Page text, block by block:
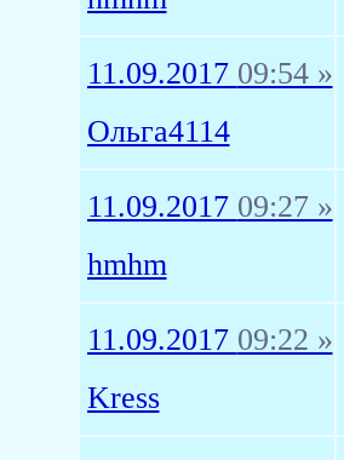
11.09.2017 09:54 »
Ольга4114
11.09.2017 09:27 »
hmhm
11.09.2017 09:22 »
Kress